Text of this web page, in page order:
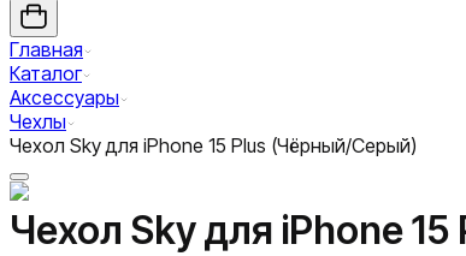
Главная
Каталог
Аксессуары
Чехлы
Чехол Sky для iPhone 15 Plus (Чёрный/Серый)
Чехол Sky для iPhone